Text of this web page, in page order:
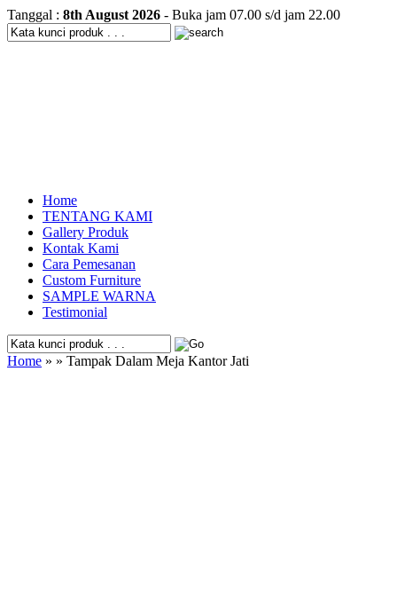
Tanggal : 8th August 2026 - Buka jam 07.00 s/d jam 22.00
Home
TENTANG KAMI
Gallery Produk
Kontak Kami
Cara Pemesanan
Custom Furniture
SAMPLE WARNA
Testimonial
Home » » Tampak Dalam Meja Kantor Jati